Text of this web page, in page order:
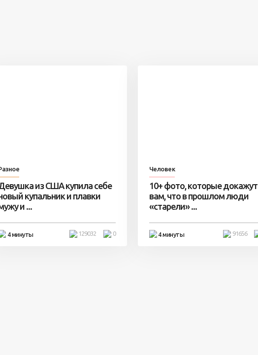
из США купила себе
купальник и плавки
и ...
4 минуты 0
129032
Человек
10+ фото, которые докажут
вам, что в прошлом люди
«старели» ...
4 минуты 91656